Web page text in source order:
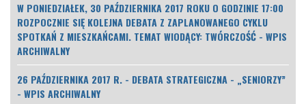
W PONIEDZIAŁEK, 30 PAŹDZIERNIKA 2017 ROKU O GODZINIE 17:00
ROZPOCZNIE SIĘ KOLEJNA DEBATA Z ZAPLANOWANEGO CYKLU
SPOTKAŃ Z MIESZKAŃCAMI. TEMAT WIODĄCY: TWÓRCZOŚĆ - WPIS
ARCHIWALNY
26 PAŹDZIERNIKA 2017 R. - DEBATA STRATEGICZNA - „SENIORZY”
- WPIS ARCHIWALNY